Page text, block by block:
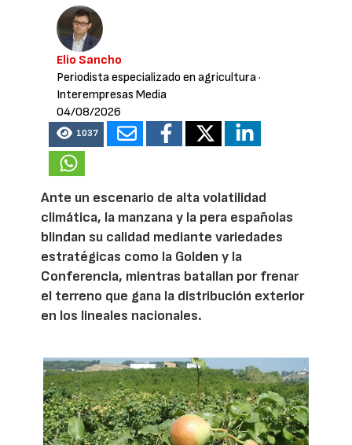
Elio Sancho
Periodista especializado en agricultura·
Interempresas Media
04/08/2026
1037
Ante un escenario de alta volatilidad
climática, la manzana y la pera españolas
blindan su calidad mediante variedades
estratégicas como la Golden y la
Conferencia, mientras batallan por frenar
el terreno que gana la distribución exterior
en los lineales nacionales.